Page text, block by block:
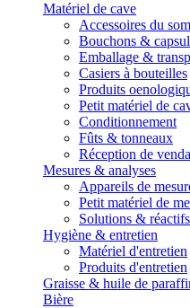
Matériel de cave
Accessoires du
Bouchons &
Emballage &
Casiers à bouteilles
Produits
Petit matériel de
Conditionnement
Fûts & tonneaux
Réception de
Mesures & analyses
Appareils de
Petit matériel de
Solutions & réactifs
Hygiène & entretien
Matériel d'entretien
Produits d'entretien
Graisse & huile de
Bière